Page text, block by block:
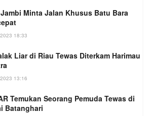
Jambi Minta Jalan Khusus Batu Bara
18:33
Liar di Riau Tewas Diterkam Harimau
13:16
Temukan Seorang Pemuda Tewas di
Batanghari